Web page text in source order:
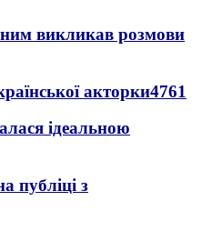
викликав розмови
акторки4761
ідеальною
публіці з